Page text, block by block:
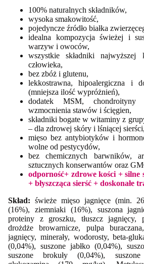
100% naturalnych składników,
wysoka smakowitość,
pojedyncze źródło białka
idealna kompozycja świeżej i
warzyw i owoców,
wszystkie składniki najwyższej
człowieka,
bez zbóż i glutenu,
lekkostrawna, hipoalergiczna i
(mniejsza ilość wypróżnień),
dodatek MSM,
wzmocnienia stawów i ścięgien,
składniki bogate w witaminy z
– dla zdrowej skóry i lśniącej sierści,
mięso bez antybiotyków i
wolne od pestycydów,
bez chemicznych barwników,
sztucznych konserwantów oraz
odporność+ zdrowe kości + silne
+ błyszcząca sierść + doskonałe
Skład: świeże mięso jagnięce (min.
(16%), ziemniaki (16%), suszona
proteiny z groszku, tłuszcz jagnięcy,
drożdże browarnicze, pulpa
jagnięcy, minerały, wodorosty, beta-
(0,04%), suszone jabłko (0,04%),
suszone brokuły (0,04%),